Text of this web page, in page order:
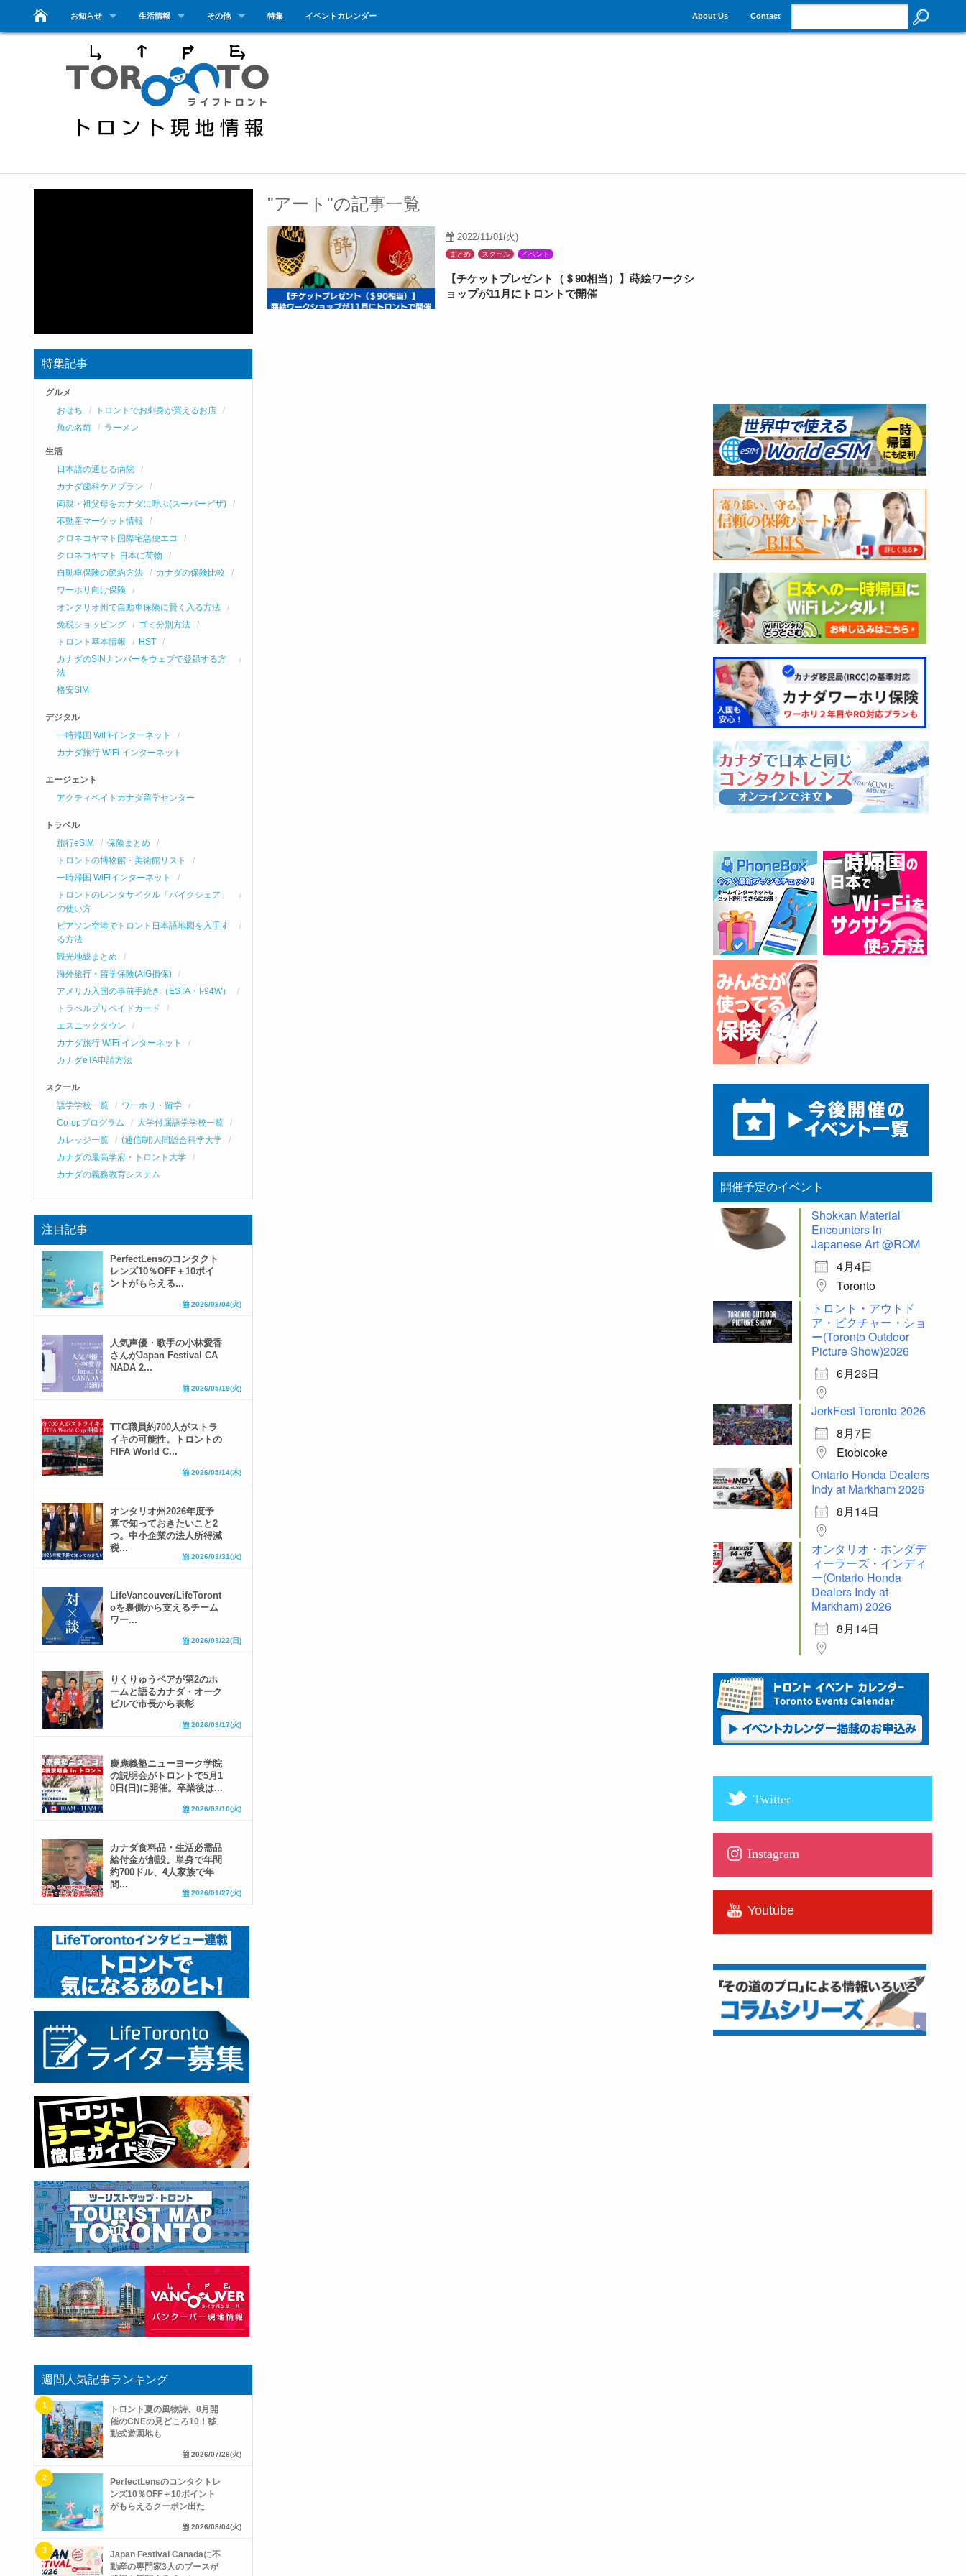
お知らせ 生活情報 その他 特集 イベントカレンダー About Us Contact
"アート"の記事一覧
2022/11/01(火)
まとめ スクール イベント
【チケットプレゼント（＄90相当）】蒔絵ワークシ
ョップが11月にトロントで開催
特集記事
グルメ
おせち
トロントでお刺身が買えるお店
魚の名前
ラーメン
生活
日本語の通じる病院
カナダ歯科ケアプラン
両親・祖父母をカナダに呼ぶ(スーパービザ)
不動産マーケット情報
クロネコヤマト国際宅急便エコ
クロネコヤマト 日本に荷物
自動車保険の節約方法
カナダの保険比較
ワーホリ向け保険
オンタリオ州で自動車保険に賢く入る方法
免税ショッピング
ゴミ分別方法
トロント基本情報
HST
カナダのSINナンバーをウェブで登録する方
法
格安SIM
デジタル
一時帰国 WiFiインターネット
カナダ旅行 WiFi インターネット
エージェント
アクティベイトカナダ留学センター
トラベル
旅行eSIM
保険まとめ
トロントの博物館・美術館リスト
一時帰国 WiFiインターネット
トロントのレンタサイクル「バイクシェア」
の使い方
ピアソン空港でトロント日本語地図を入手す
る方法
観光地総まとめ
海外旅行・留学保険(AIG損保)
アメリカ入国の事前手続き（ESTA・I-94W）
トラベルプリペイドカード
エスニックタウン
カナダ旅行 WiFi インターネット
カナダeTA申請方法
スクール
語学学校一覧
ワーホリ・留学
Co-opプログラム
大学付属語学学校一覧
カレッジ一覧
(通信制)人間総合科学大学
カナダの最高学府・トロント大学
カナダの義務教育システム
注目記事
PerfectLensのコンタクト
レンズ10％OFF＋10ポイ
ントがもらえる...
2026/08/04(火)
人気声優・歌手の小林愛香
さんがJapan Festival CA
NADA 2...
2026/05/19(火)
TTC職員約700人がストラ
イキの可能性。トロントの
FIFA World C...
2026/05/14(木)
オンタリオ州2026年度予
算で知っておきたいこと2
つ。中小企業の法人所得減
税...
2026/03/31(火)
LifeVancouver/LifeToront
oを裏側から支えるチーム
ワー...
2026/03/22(日)
りくりゅうペアが第2のホ
ームと語るカナダ・オーク
ビルで市長から表彰
2026/03/17(火)
慶應義塾ニューヨーク学院
の説明会がトロントで5月1
0日(日)に開催。卒業後は...
2026/03/10(火)
カナダ食料品・生活必需品
給付金が創設。単身で年間
約700ドル、4人家族で年
間...
2026/01/27(火)
週間人気記事ランキング
トロント夏の風物詩、8月開
催のCNEの見どころ10！移
動式遊園地も
2026/07/28(火)
PerfectLensのコンタクトレ
ンズ10％OFF＋10ポイント
がもらえるクーポン出た
2026/08/04(火)
Japan Festival Canadaに不
動産の専門家3人のブースが
開催予定のイベント
Shokkan Material
Encounters in
Japanese Art @ROM
4月4日
Toronto
トロント・アウトド
ア・ピクチャー・ショ
ー(Toronto Outdoor
Picture Show)2026
6月26日
JerkFest Toronto 2026
8月7日
Etobicoke
Ontario Honda Dealers
Indy at Markham 2026
8月14日
オンタリオ・ホンダデ
ィーラーズ・インディ
ー(Ontario Honda
Dealers Indy at
Markham) 2026
8月14日
Twitter
Instagram
Youtube